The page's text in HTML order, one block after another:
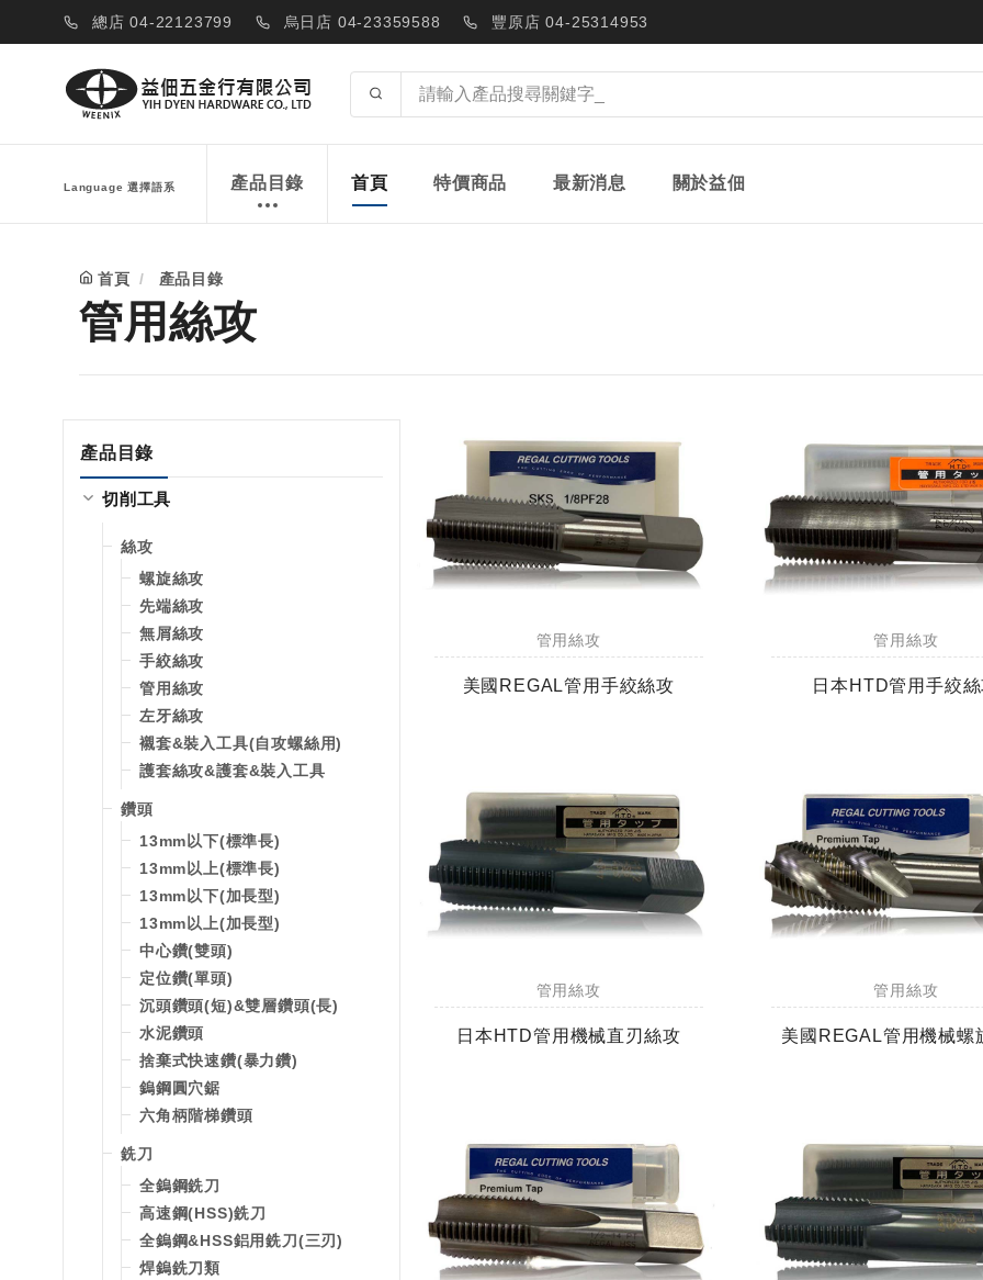
總店 04-22123799 烏日店 04-23359588 豐原店 04-25314953
Language 選擇語系 產品目錄 首頁 特價商品 最新消息 關於益佃
首頁 產品目錄
管用絲攻
產品目錄
切削工具
絲攻
螺旋絲攻
先端絲攻
無屑絲攻
手絞絲攻
管用絲攻
左牙絲攻
襯套&裝入工具(自攻螺絲用)
護套絲攻&護套&裝入工具
鑽頭
13mm以下(標準長)
13mm以上(標準長)
13mm以下(加長型)
13mm以上(加長型)
中心鑽(雙頭)
定位鑽(單頭)
沉頭鑽頭(短)&雙層鑽頭(長)
水泥鑽頭
捨棄式快速鑽(暴力鑽)
鎢鋼圓穴鋸
六角柄階梯鑽頭
銑刀
全鎢鋼銑刀
高速鋼(HSS)銑刀
全鎢鋼&HSS鋁用銑刀(三刃)
焊鎢銑刀類
管用絲攻
美國REGAL管用手絞絲攻
管用絲攻
日本HTD管用手絞
管用絲攻
日本HTD管用機械直刃絲攻
管用絲攻
美國REGAL管用機械螺